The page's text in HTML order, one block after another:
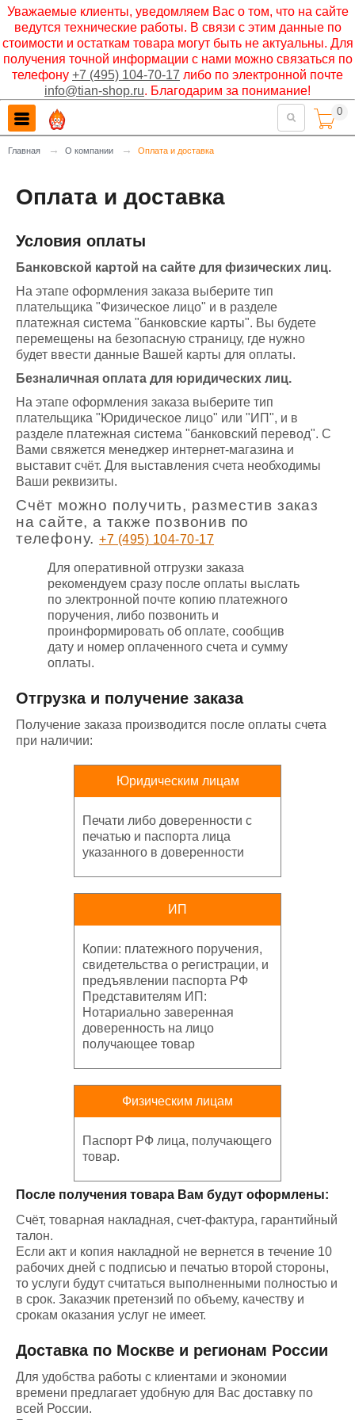
Уважаемые клиенты, уведомляем Вас о том, что на сайте
ведутся технические работы. В связи с этим данные по
стоимости и остаткам товара могут быть не актуальны. Для
получения точной информации с нами можно связаться по
телефону +7 (495) 104-70-17 либо по электронной почте
info@tian-shop.ru. Благодарим за понимание!
 0
Главная → О компании → Оплата и доставка
Оплата и доставка
Условия оплаты
Банковской картой на сайте для физических лиц.
На этапе оформления заказа выберите тип
плательщика "Физическое лицо" и в разделе
платежная система "банковские карты". Вы будете
перемещены на безопасную страницу, где нужно
будет ввести данные Вашей карты для оплаты.
Безналичная оплата для юридических лиц.
На этапе оформления заказа выберите тип
плательщика "Юридическое лицо" или "ИП", и в
разделе платежная система "банковский перевод". С
Вами свяжется менеджер интернет-магазина и
выставит счёт. Для выставления счета необходимы
Ваши реквизиты.
Счёт можно получить, разместив заказ
на сайте, а также позвонив по
телефону.+7 (495) 104-70-17
Для оперативной отгрузки заказа
рекомендуем сразу после оплаты выслать
по электронной почте копию платежного
поручения, либо позвонить и
проинформировать об оплате, сообщив
дату и номер оплаченного счета и сумму
оплаты.
Отгрузка и получение заказа
Получение заказа производится после оплаты счета
при наличии:
Юридическим лицам
Печати либо доверенности с
печатью и паспорта лица
указанного в доверенности
ИП
Копии: платежного поручения,
свидетельства о регистрации, и
предъявлении паспорта РФ
Представителям ИП:
Нотариально заверенная
доверенность на лицо
получающее товар
Физическим лицам
Паспорт РФ лица, получающего
товар.
После получения товара Вам будут оформлены:
Счёт, товарная накладная, счет-фактура, гарантийный
талон.
Если акт и копия накладной не вернется в течение 10
рабочих дней с подписью и печатью второй стороны,
то услуги будут считаться выполненными полностью и
в срок. Заказчик претензий по объему, качеству и
срокам оказания услуг не имеет.
Доставка по Москве и регионам России
Для удобства работы с клиентами и экономии
времени предлагает удобную для Вас доставку по
всей России.